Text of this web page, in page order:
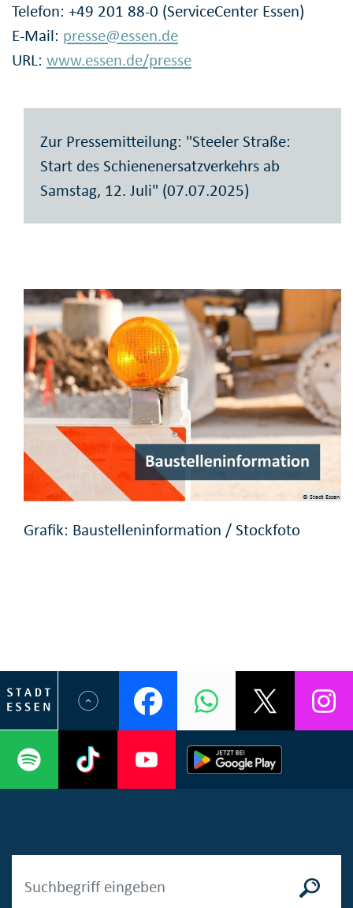
Telefon: +49 201 88-0 (ServiceCenter Essen)
E-Mail: presse@essen.de
URL: www.essen.de/presse
Zur Pressemitteilung: "Steeler Straße:
Start des Schienenersatzverkehrs ab
Samstag, 12. Juli" (07.07.2025)
© Stadt Essen
Grafik: Baustelleninformation / Stockfoto